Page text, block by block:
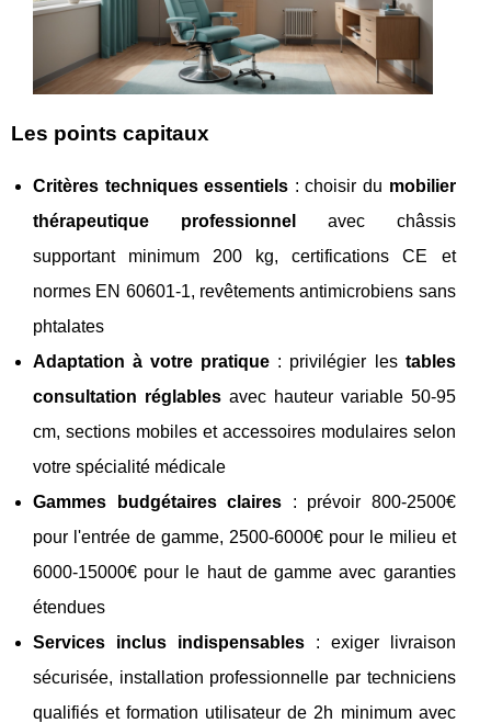
Les points capitaux
Critères techniques essentiels : choisir du mobilier
thérapeutique professionnel
avec châssis
supportant minimum 200 kg, certifications CE et
normes EN 60601-1, revêtements antimicrobiens sans
phtalates
Adaptation à votre pratique : privilégier les tables
consultation réglablesavec hauteur variable 50-95
cm, sections mobiles et accessoires modulaires selon
votre spécialité médicale
Gammes budgétaires claires : prévoir 800-2500€
pour l'entrée de gamme, 2500-6000€ pour le milieu et
6000-15000€ pour le haut de gamme avec garanties
étendues
Services inclus indispensables: exiger livraison
sécurisée, installation professionnelle par techniciens
qualifiés et formation utilisateur de 2h minimum avec